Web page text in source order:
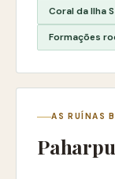
Coral da Ilha
Formações
AS RUÍNAS